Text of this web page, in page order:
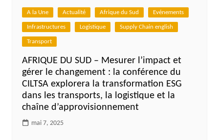
A la Une Actualité Afrique du Sud Evénements
Infrastructures Logistique Supply Chain english
Transport
AFRIQUE DU SUD – Mesurer l’impact et
gérer le changement : la conférence du
CILTSA explorera la transformation ESG
dans les transports, la logistique et la
chaîne d’approvisionnement
mai 7, 2025